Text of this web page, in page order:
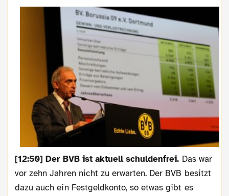
[12:50] Der BVB ist aktuell schuldenfrei. Das war
vor zehn Jahren nicht zu erwarten. Der BVB besitzt
dazu auch ein Festgeldkonto, so etwas gibt es